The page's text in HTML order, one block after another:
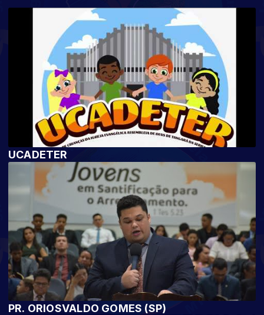
UCADETER
PR. ORIOSVALDO GOMES (SP)